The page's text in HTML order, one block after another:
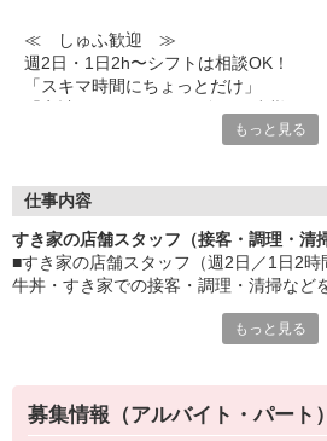
≪ しゅふ歓迎 ≫
週2日・1日2h〜シフトは相談OK！
「スキマ時間にちょっとだけ」
など、自分らしく活躍できますよ。
■髪型・髪色自由
■給与前払い可
急な出費も安心♪
■社員登用あり
将来を考えている方は必見です。
与兵衛、オリーブの丘、焼肉いちばん
ョーグループ！
その中のひとつ『すき家』でお仕事しま
もっと見る
仕事内容
すき家の店舗スタッフ（接客・調理・清
■すき家の店舗スタッフ（週2日／1日2時
牛丼・すき家での接客・調理・清掃など
あなたの笑顔で！
すばやく提供！
もっと見る
募集情報（アルバイト・パート）